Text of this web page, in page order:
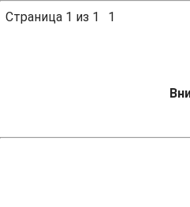
Страница 1 из 1 1